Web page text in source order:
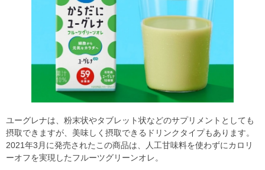
ユーグレナは、粉末状やタブレット状などのサプリメントとしても
摂取できますが、美味しく摂取できるドリンクタイプもあります。
2021年3月に発売されたこの商品は、人工甘味料を使わずにカロリ
ーオフを実現したフルーツグリーンオレ。